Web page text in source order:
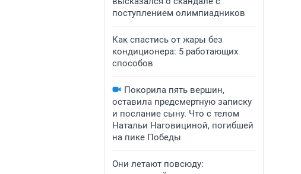
поступлением олимпиадников
Как спастись от жары без
кондиционера: 5 работающих
способов
Покорила пять вершин,
оставила предсмертную записку
и послание сыну. Что с телом
Натальи Наговициной, погибшей
на пике Победы
Они летают повсюду: